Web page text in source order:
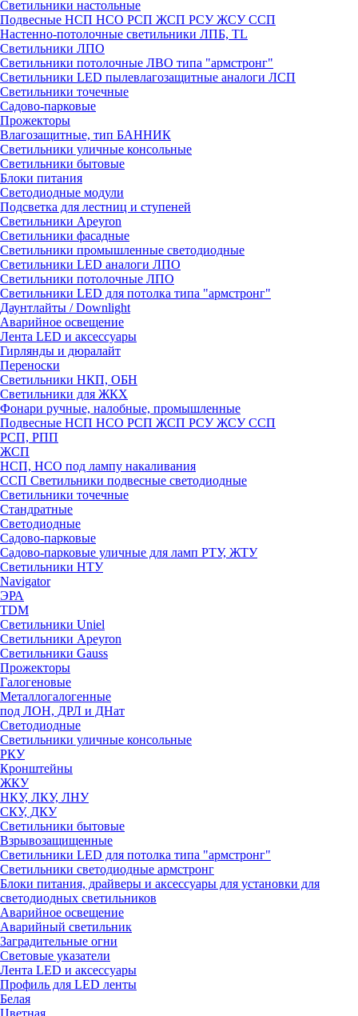
Светильники настольные
Подвесные НСП НСО РСП ЖСП РСУ ЖСУ ССП
Настенно-потолочные светильники ЛПБ, TL
Светильники ЛПО
Светильники потолочные ЛВО типа "армстронг"
Светильники LED пылевлагозащитные аналоги ЛСП
Светильники точечные
Садово-парковые
Прожекторы
Влагозащитные, тип БАННИК
Светильники уличные консольные
Светильники бытовые
Блоки питания
Светодиодные модули
Подсветка для лестниц и ступеней
Светильники Apeyron
Светильники фасадные
Светильники промышленные светодиодные
Светильники LED аналоги ЛПО
Светильники потолочные ЛПО
Светильники LED для потолка типа "армстронг"
Даунтлайты / Downlight
Аварийное освещение
Лента LED и аксессуары
Гирлянды и дюралайт
Переноски
Светильники НКП, ОБН
Светильники для ЖКХ
Фонари ручные, налобные, промышленные
Подвесные НСП НСО РСП ЖСП РСУ ЖСУ ССП
РСП, РПП
ЖСП
НСП, НСО под лампу накаливания
ССП Светильники подвесные светодиодные
Светильники точечные
Стандратные
Светодиодные
Садово-парковые
Садово-парковые уличные для ламп РТУ, ЖТУ
Светильники НТУ
Navigator
ЭРА
TDM
Светильники Uniel
Светильники Apeyron
Светильники Gauss
Прожекторы
Галогеновые
Металлогалогенные
под ЛОН, ДРЛ и ДНат
Светодиодные
Светильники уличные консольные
РКУ
Кронштейны
ЖКУ
НКУ, ЛКУ, ЛНУ
СКУ, ДКУ
Светильники бытовые
Взрывозащищенные
Светильники LED для потолка типа "армстронг"
Светильники светодиодные армстронг
Блоки питания, драйверы и аксессуары для установки для
светодиодных светильников
Аварийное освещение
Аварийный светильник
Заградительные огни
Световые указатели
Лента LED и аксессуары
Профиль для LED ленты
Белая
Цветная